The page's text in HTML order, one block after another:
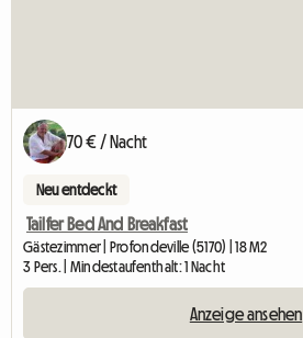
70 € / Nacht
Neu entdeckt
Tailfer Bed And Breakfast
Gästezimmer | Profondeville (5170) | 18 M2
3 Pers. | Mindestaufenthalt: 1 Nacht
Anzeige ansehen